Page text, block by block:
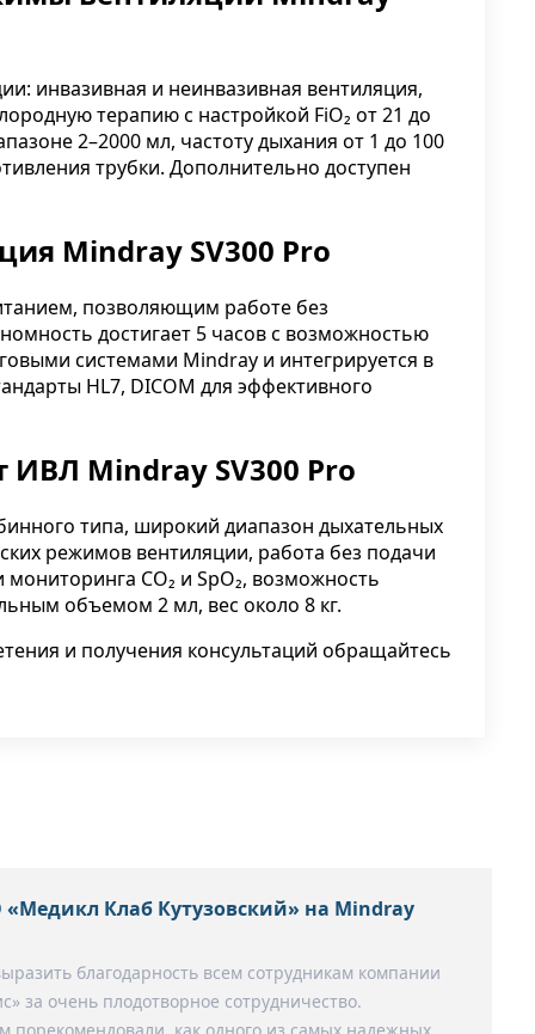
инвазивная и неинвазивная вентиляция,
терапию с настройкой FiO₂ от 21 до
2–2000 мл, частоту дыхания от 1 до 100
трубки. Дополнительно доступен
Mindray SV300 Pro
позволяющим работе без
достигает 5 часов с возможностью
системами Mindray и интегрируется в
HL7, DICOM для эффективного
ИВЛ Mindray SV300 Pro
типа, широкий диапазон дыхательных
режимов вентиляции, работа без подачи
CO₂ и SpO₂, возможность
объемом 2 мл, вес около 8 кг.
и получения консультаций обращайтесь
Клаб Кутузовский» на Mindray
благодарность всем сотрудникам компании
за очень плодотворное сотрудничество.